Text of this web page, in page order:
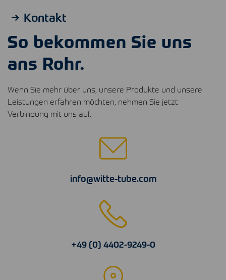
Kontakt
So bekommen Sie uns
ans Rohr.
Wenn Sie mehr über uns, unsere Produkte und unsere
Leistungen erfahren möchten, nehmen Sie jetzt
Verbindung mit uns auf.
info@witte-tube.com
+49 (0) 4402-9249-0